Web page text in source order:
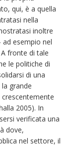
qui, è a quella
nella
inoltre
ad esempio nel
fronte di tale
le politiche di
di una
grande
2005). In
verificata una
dove,
nel settore, il